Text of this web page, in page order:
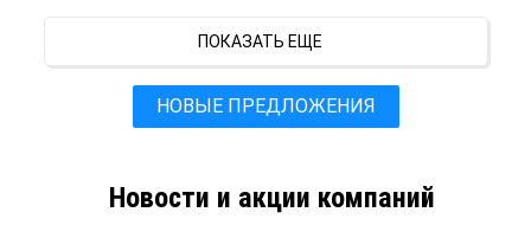
ПОКАЗАТЬ ЕЩЕ
НОВЫЕ ПРЕДЛОЖЕНИЯ
Новости и акции компаний